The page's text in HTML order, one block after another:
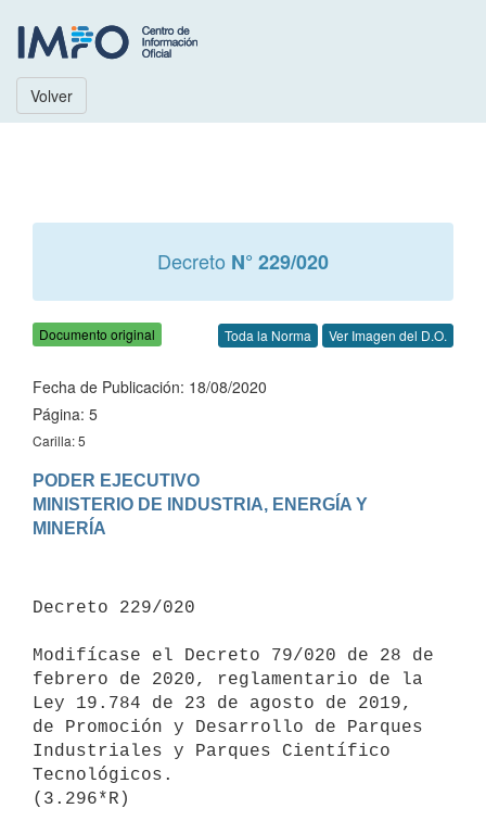
Volver
Decreto N° 229/020
Documento original Toda la Norma Ver Imagen del D.O.
Fecha de Publicación: 18/08/2020
Página: 5
Carilla: 5
PODER EJECUTIVO
MINISTERIO DE INDUSTRIA, ENERGÍA Y
Decreto 229/020
Modifícase el Decreto 79/020 de 28 de
febrero de 2020, reglamentario de la
Ley 19.784 de 23 de agosto de 2019,
de Promoción y Desarrollo de Parques
Industriales y Parques Científico
Tecnológicos.
(3.296*R)